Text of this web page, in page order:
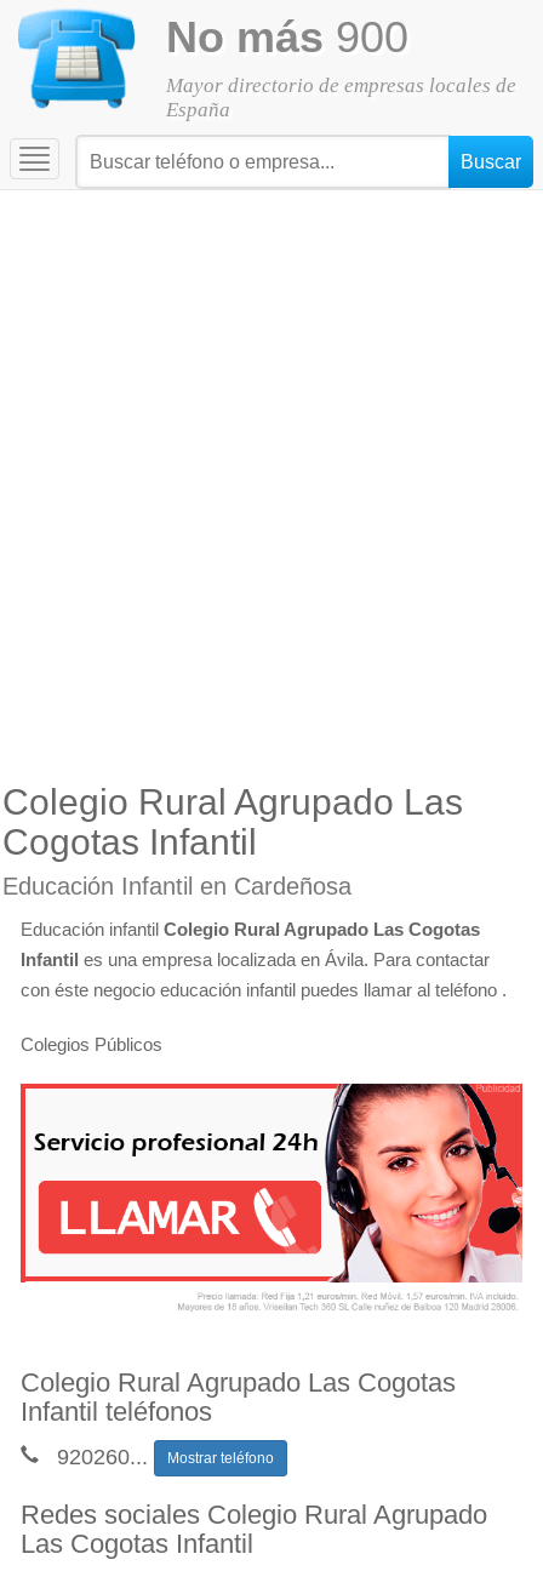
No más 900
Mayor directorio de empresas locales de
España
Toggle
navigation
Colegio Rural Agrupado Las
Cogotas Infantil
Educación Infantil en Cardeñosa
Educación infantil Colegio Rural Agrupado Las Cogotas
Infantil es una empresa localizada en Ávila. Para contactar
con éste negocio educación infantil puedes llamar al teléfono .
Colegios Públicos
Colegio Rural Agrupado Las Cogotas
Infantil teléfonos
920260... Mostrar teléfono
Redes sociales Colegio Rural Agrupado
Las Cogotas Infantil